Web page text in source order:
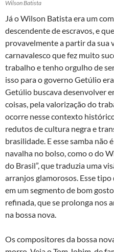
Wilson Batista
Já o Wilson Batista era um
descendente de escravos, e
provavelmente a partir da sua
carnavalesco que fez muito
trabalho e tenho orgulho de
isso para o governo Getúlio
Getúlio buscava desenvolver
coisas, pela valorização do
ocorre nesse contexto
redutos de cultura negra e
brasilidade. E esse samba não
navalha no bolso, como o do
do Brasil”, que traduzia uma
arranjos glamorosos. Esse
em um segmento de bom
refinada, que se prolonga nos
na bossa nova.
Os compositores da bossa